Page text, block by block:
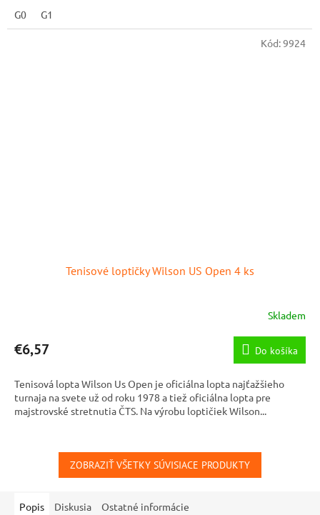
G0 G1
Tenisové loptičky Wilson US Open 4 ks
produktu
je
z
5
hviezdičiek.
Skladem
€6,57 Do košíka
Tenisová lopta Wilson Us Open je oficiálna lopta najťažšieho
turnaja na svete už od roku 1978 a tiež oficiálna lopta pre
majstrovské stretnutia ČTS. Na výrobu loptičiek Wilson...
Kód:9924
ZOBRAZIŤ VŠETKY SÚVISIACE PRODUKTY
Popis Diskusia Ostatné informácie